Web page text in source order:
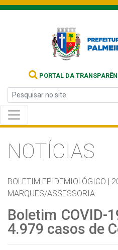
PORTAL DA
NOTÍCIAS
BOLETIM EPIDEMIOLÓGICO |
MARQUES/ASSESSORIA
Boletim COVID-
4.979 casos de